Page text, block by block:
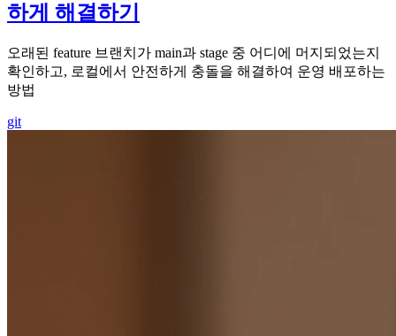
하게 해결하기
오래된 feature 브랜치가 main과 stage 중 어디에 머지되었는지
확인하고, 로컬에서 안전하게 충돌을 해결하여 운영 배포하는
방법
git